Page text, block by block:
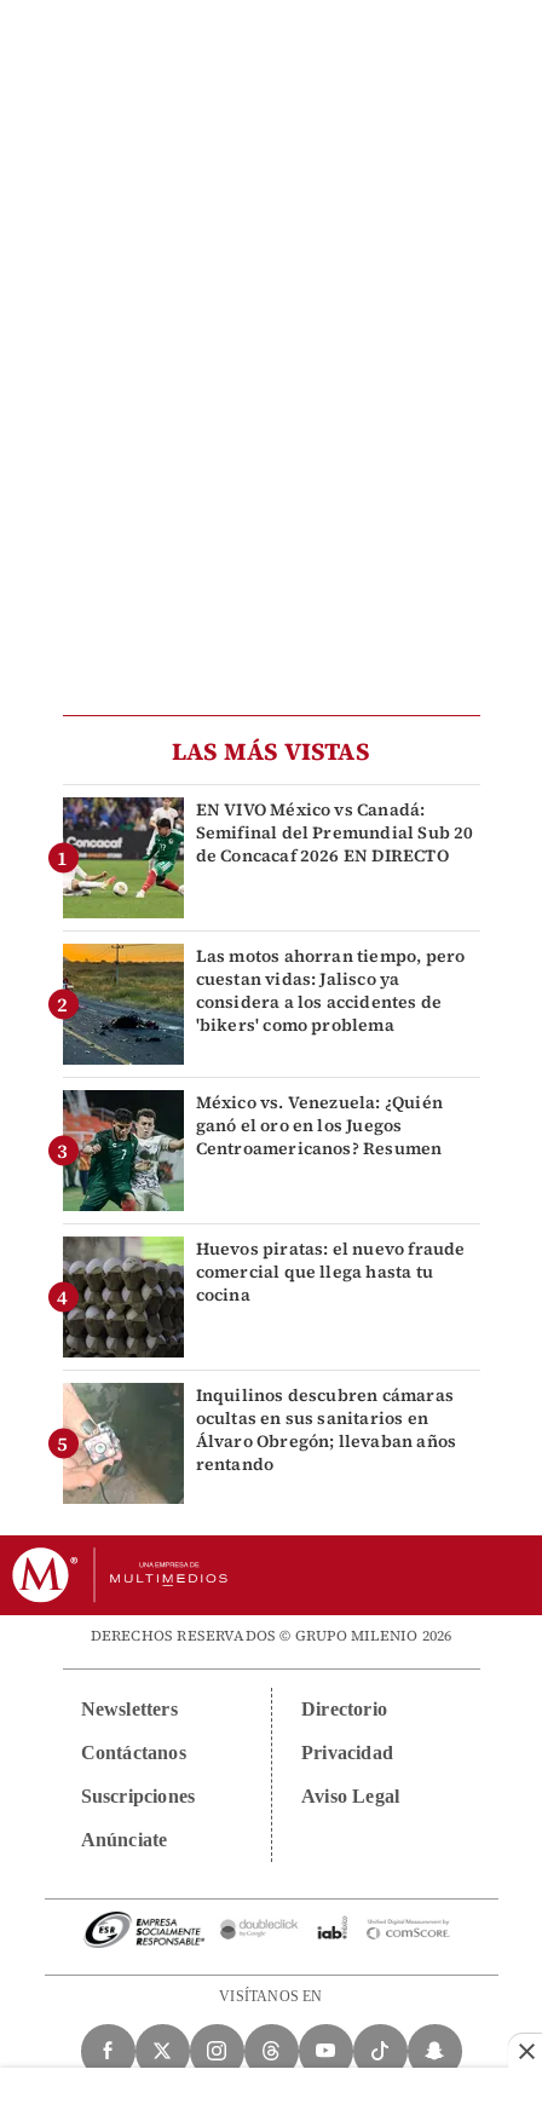
LAS MÁS VISTAS
EN VIVO México vs Canadá:
Semifinal del Premundial Sub 20
de Concacaf 2026 EN DIRECTO
Las motos ahorran tiempo, pero
cuestan vidas: Jalisco ya
considera a los accidentes de
'bikers' como problema
México vs. Venezuela: ¿Quién
ganó el oro en los Juegos
Centroamericanos? Resumen
Huevos piratas: el nuevo fraude
comercial que llega hasta tu
cocina
Inquilinos descubren cámaras
ocultas en sus sanitarios en
Álvaro Obregón; llevaban años
rentando
DERECHOS RESERVADOS © GRUPO MILENIO 2026
Newsletters
Contáctanos
Suscripciones
Anúnciate
Directorio
Privacidad
Aviso Legal
VISÍTANOS EN